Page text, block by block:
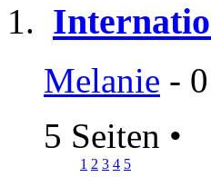
Melanie -
5 Seiten •
1 2 3 4 5